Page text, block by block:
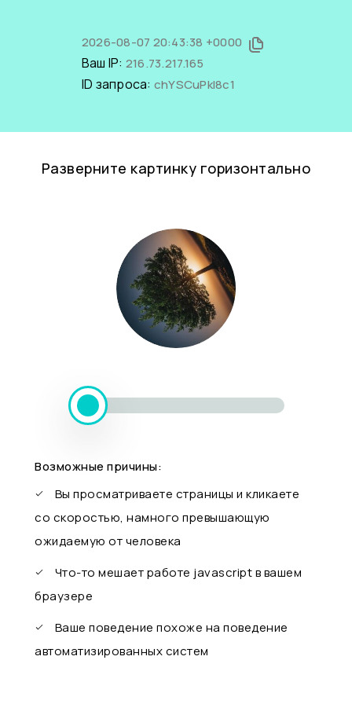
2026-08-07 20:43:38 +0000
Ваш IP: 216.73.217.165
ID запроса: chYSCuPkI8c1
Разверните картинку горизонтально
Возможные причины:
Вы просматриваете страницы и кликаете
со скоростью, намного превышающую
ожидаемую от человека
Что-то мешает работе javascript в вашем
браузере
Ваше поведение похоже на поведение
автоматизированных систем